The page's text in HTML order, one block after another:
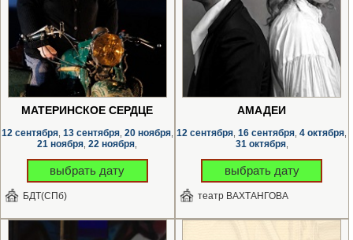
МАТЕРИНСКОЕ СЕРДЦЕ
12 сентября, 13 сентября, 20 ноября,
21 ноября 22 ноября
выбрать дату
БДТ(СПб)
АМАДЕЙ
12 сентября 16 сентября 4 октября
31 октября,
выбрать дату
театр ВАХТАНГОВА